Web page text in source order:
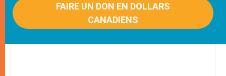
FAIRE UN DON EN DOLLARS
CANADIENS